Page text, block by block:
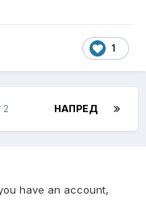
1
НАПРЕД
2
have an account,